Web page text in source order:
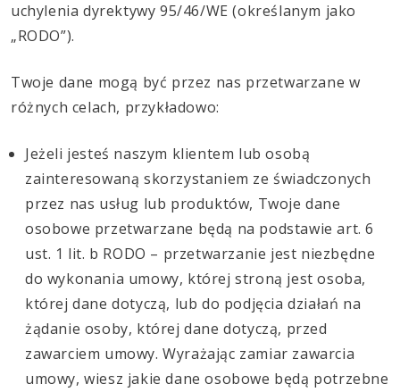
uchylenia dyrektywy 95/46/WE (określanym jako
„RODO”).
Twoje dane mogą być przez nas przetwarzane w
różnych celach, przykładowo:
Jeżeli jesteś naszym klientem lub osobą
zainteresowaną skorzystaniem ze świadczonych
przez nas usług lub produktów, Twoje dane
osobowe przetwarzane będą na podstawie art. 6
ust. 1 lit. b RODO – przetwarzanie jest niezbędne
do wykonania umowy, której stroną jest osoba,
której dane dotyczą, lub do podjęcia działań na
żądanie osoby, której dane dotyczą, przed
zawarciem umowy. Wyrażając zamiar zawarcia
umowy, wiesz jakie dane osobowe będą potrzebne